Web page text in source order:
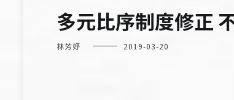
多元比序制度修正
林芳妤 2019-03-20